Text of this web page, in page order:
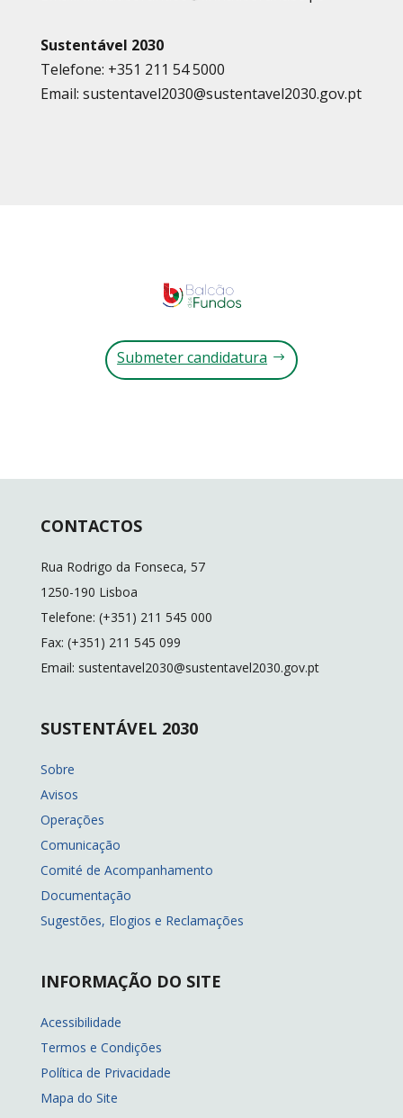
Sustentável 2030
Telefone: +351 211 54 5000
Email: sustentavel2030@sustentavel2030.gov.pt
Submeter candidatura
CONTACTOS
Rua Rodrigo da Fonseca, 57
1250-190 Lisboa
Telefone: (+351) 211 545 000
Fax: (+351) 211 545 099
Email: sustentavel2030@sustentavel2030.gov.pt
SUSTENTÁVEL 2030
Sobre
Avisos
Operações
Comunicação
Comité de Acompanhamento
Documentação
Sugestões, Elogios e Reclamações
INFORMAÇÃO DO SITE
Acessibilidade
Termos e Condições
Política de Privacidade
Mapa do Site